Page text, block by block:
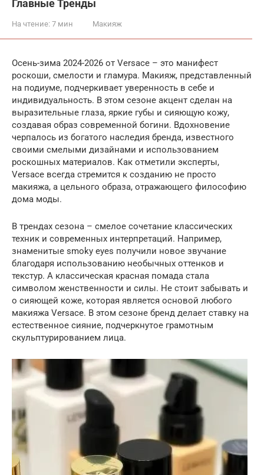
Главные Тренды
На чтение: 7 мин Макияж
Осень-зима 2024-2026 от Versace – это манифест
роскоши, смелости и гламура. Макияж, представленный
на подиуме, подчеркивает уверенность в себе и
индивидуальность. В этом сезоне акцент сделан на
выразительные глаза, яркие губы и сияющую кожу,
создавая образ современной богини. Вдохновение
черпалось из богатого наследия бренда, известного
своими смелыми дизайнами и использованием
роскошных материалов. Как отметили эксперты,
Versace всегда стремится к созданию не просто
макияжа, а цельного образа, отражающего философию
дома моды.
В трендах сезона – смелое сочетание классических
техник и современных интерпретаций. Например,
знаменитые smoky eyes получили новое звучание
благодаря использованию необычных оттенков и
текстур. А классическая красная помада стала
символом женственности и силы. Не стоит забывать и
о сияющей коже, которая является основой любого
макияжа Versace. В этом сезоне бренд делает ставку на
естественное сияние, подчеркнутое грамотным
скульптурированием лица.